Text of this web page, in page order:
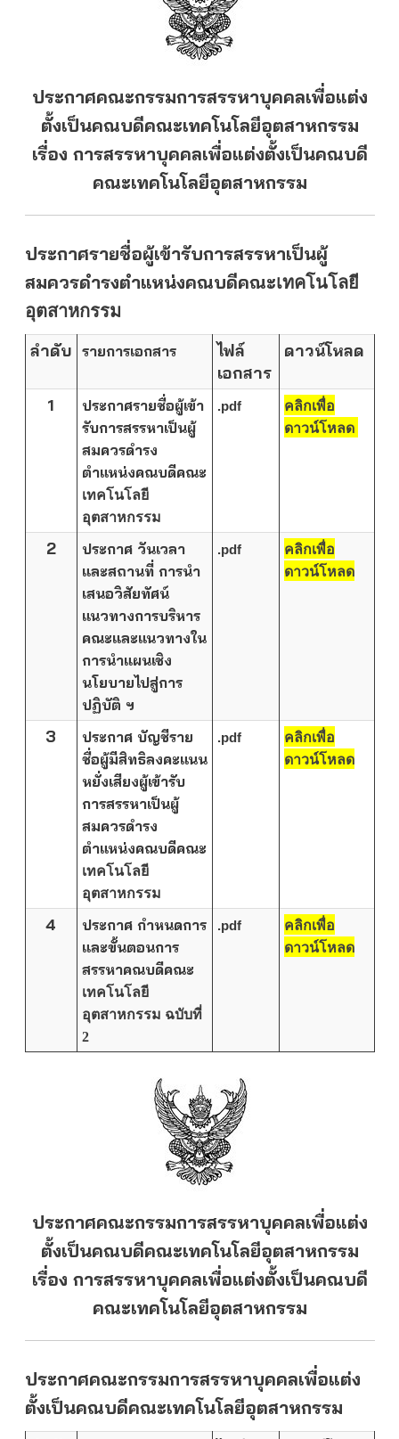
ประกาศคณะกรรมการสรรหาบุคคลเพื่อแต่ง
ตั้งเป็นคณบดีคณะเทคโนโลยีอุตสาหกรรม
เรื่อง การสรรหาบุคคลเพื่อแต่งตั้งเป็นคณบดี
คณะเทคโนโลยีอุตสาหกรรม
ประกาศรายชื่อผู้เข้ารับการสรรหาเป็นผู้
สมควรดำรงตำแหน่งคณบดีคณะเทคโนโลยี
อุตสาหกรรม
ลำดับ รายการเอกสาร
ไฟล์
เอกสาร
ดาวน์โหลด
1
ประกาศรายชื่อผู้เข้า
รับการสรรหาเป็นผู้
สมควรดำรง
ตำแหน่งคณบดีคณะ
เทคโนโลยี
อุตสาหกรรม
.pdf
คลิกเพื่อ
ดาวน์โหลด
2
ประกาศ วันเวลา
และสถานที่ การนำ
เสนอวิสัยทัศน์
แนวทางการบริหาร
คณะและแนวทางใน
การนำแผนเชิง
นโยบายไปสู่การ
ปฏิบัติ ฯ
.pdf
คลิกเพื่อ
ดาวน์โหลด
3 ประกาศ บัญชีราย
ชื่อผู้มีสิทธิลงคะแนน
หยั่งเสียงผู้เข้ารับ
การสรรหาเป็นผู้
สมควรดำรง
ตำแหน่งคณบดีคณะ
เทคโนโลยี
อุตสาหกรรม
.pdf
คลิกเพื่อ
ดาวน์โหลด
4
ประกาศ กำหนดการ
และขั้นตอนการ
สรรหาคณบดีคณะ
เทคโนโลยี
อุตสาหกรรม ฉบับที่
2
.pdf
คลิกเพื่อ
ดาวน์โหลด
ประกาศคณะกรรมการสรรหาบุคคลเพื่อแต่ง
ตั้งเป็นคณบดีคณะเทคโนโลยีอุตสาหกรรม
เรื่อง การสรรหาบุคคลเพื่อแต่งตั้งเป็นคณบดี
คณะเทคโนโลยีอุตสาหกรรม
ประกาศคณะกรรมการสรรหาบุคคลเพื่อแต่ง
ตั้งเป็นคณบดีคณะเทคโนโลยีอุตสาหกรรม